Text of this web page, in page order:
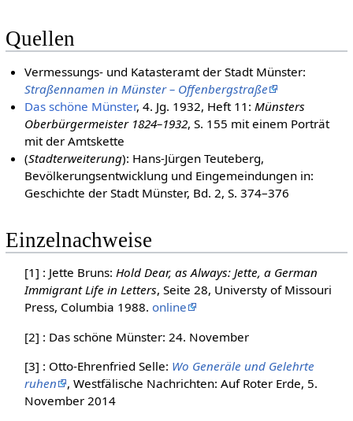
Quellen
Vermessungs- und Katasteramt der Stadt Münster:
Straßennamen in Münster – Offenbergstraße
Das schöne Münster, 4. Jg. 1932, Heft 11: Münsters
Oberbürgermeister 1824–1932, S. 155 mit einem Porträt
mit der Amtskette
(Stadterweiterung): Hans-Jürgen Teuteberg,
Bevölkerungsentwicklung und Eingemeindungen in:
Geschichte der Stadt Münster, Bd. 2, S. 374–376
Einzelnachweise
[1] : Jette Bruns:Hold Dear, as Always: Jette, a German
Immigrant Life in Letters, Seite 28, Universty of Missouri
Press, Columbia 1988.online
[2] : Das schöne Münster: 24. November
[3] : Otto-Ehrenfried Selle: Wo Generäle und Gelehrte
ruhen
, Westfälische Nachrichten: Auf Roter Erde, 5.
November 2014